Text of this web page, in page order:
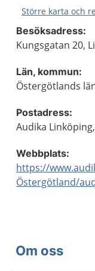
Större karta och
Besöksadress:
Kungsgatan 20,
Län, kommun:
Östergötlands
Postadress:
Audika
Webbplats:
https://
Östergötland/
Om oss